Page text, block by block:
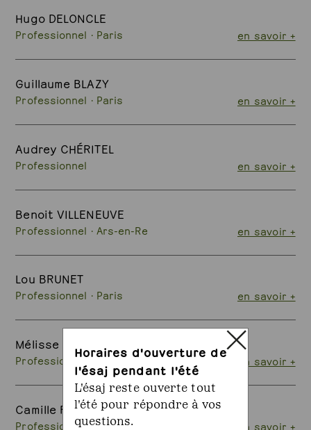
Horaires d'ouverture de
l'ésaj pendant l'été
L'ésaj reste ouverte tout
l'été pour répondre à vos
questions.
Hugo DELONCLE
Professionnel · Paris en savoir +
Guillaume BLAZY
Professionnel · Paris en savoir +
Audrey CHÉRITEL
Professionnel en savoir +
Benoit VILLENEUVE
Professionnel · Ars-en-Re en savoir +
Lou BRUNET
Professionnel · Paris en savoir +
Mélisse CARPENTIER
Professionnel · Lyon en savoir +
Camille FREULET
Professionnel · Genève en savoir +